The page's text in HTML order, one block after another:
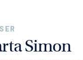
Simon